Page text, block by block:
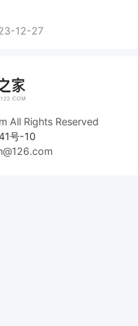
12-27
All Rights Reserved
号-10